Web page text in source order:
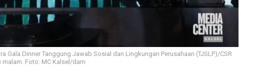
Gala Dinner Tanggung Jawab Sosial dan Lingkungan Perusahaan (TJSLP)/CSR
Foto: MC Kalsel/dam